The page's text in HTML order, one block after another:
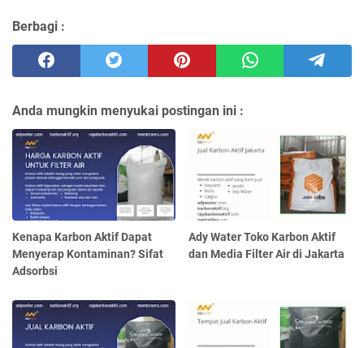
Berbagi :
Anda mungkin menyukai postingan ini :
Kenapa Karbon Aktif Dapat
Menyerap Kontaminan? Sifat
Adsorbsi
Ady Water Toko Karbon Aktif
dan Media Filter Air di Jakarta